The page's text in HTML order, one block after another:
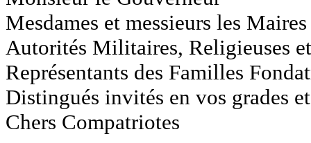
Mesdames et messieurs les Maires
Autorités Militaires, Religieuses
Représentants des Familles
Distingués invités en vos grades
Chers Compatriotes